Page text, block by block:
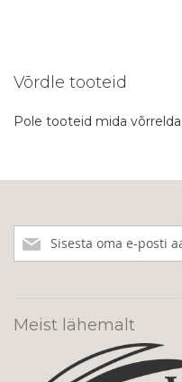
Võrdle tooteid
Pole tooteid mida võrrelda.
meie
Meist lähemalt